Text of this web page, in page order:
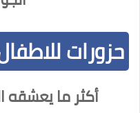
حزورات
أكثر ما يعشقه